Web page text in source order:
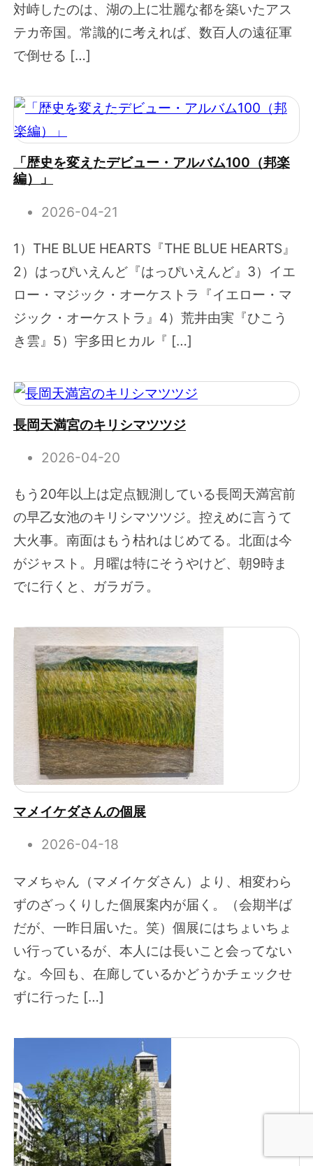
対峙したのは、湖の上に壮麗な都を築いたアス
テカ帝国。常識的に考えれば、数百人の遠征軍
で倒せる […]
「歴史を変えたデビュー・アルバム100（邦楽
編）」
2026-04-21
1）THE BLUE HEARTS『THE BLUE HEARTS』
2）はっぴいえんど『はっぴいえんど』3）イエ
ロー・マジック・オーケストラ『イエロー・マ
ジック・オーケストラ』4）荒井由実『ひこう
き雲』5）宇多田ヒカル『 […]
長岡天満宮のキリシマツツジ
2026-04-20
もう20年以上は定点観測している長岡天満宮前
の早乙女池のキリシマツツジ。控えめに言うて
大火事。南面はもう枯れはじめてる。北面は今
がジャスト。月曜は特にそうやけど、朝9時ま
でに行くと、ガラガラ。
マメイケダさんの個展
2026-04-18
マメちゃん（マメイケダさん）より、相変わら
ずのざっくりした個展案内が届く。（会期半ば
だが、一昨日届いた。笑）個展にはちょいちょ
い行っているが、本人には長いこと会ってない
な。今回も、在廊しているかどうかチェックせ
ずに行った […]